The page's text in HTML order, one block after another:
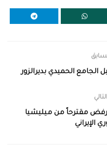
الجامع الحميدي بديرالزور
مقترحاً من ميليشيا
الإيراني